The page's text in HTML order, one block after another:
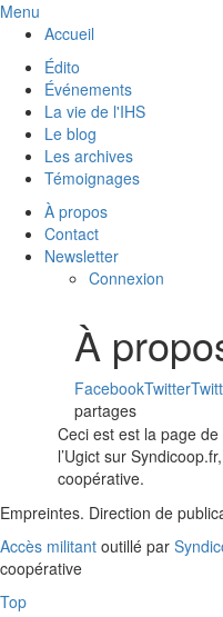
Menu
Accueil
Édito
Événements
La vie de l'IHS
Le blog
Les archives
Témoignages
À propos
Contact
Newsletter
Connexion
À
FacebookTwitter
partages
Ceci est est la page de
l’Ugict sur
coopérative.
Empreintes. Direction de
Accès militant outillé par
coopérative
Top